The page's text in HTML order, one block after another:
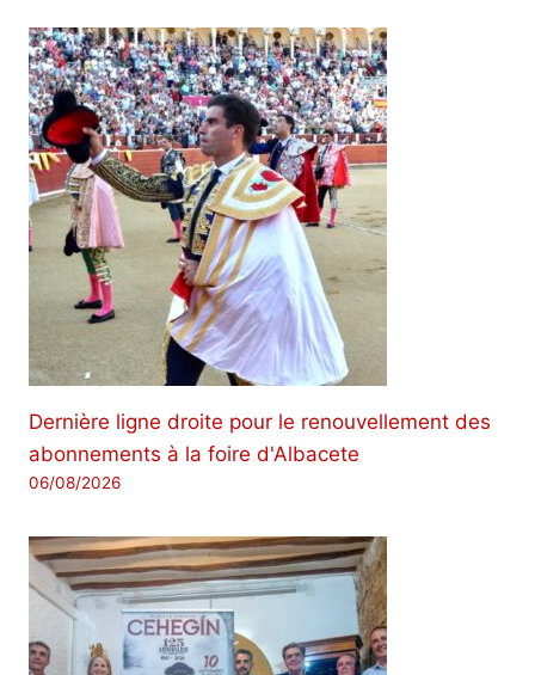
Dernière ligne droite pour le renouvellement des
abonnements à la foire d'Albacete
06/08/2026